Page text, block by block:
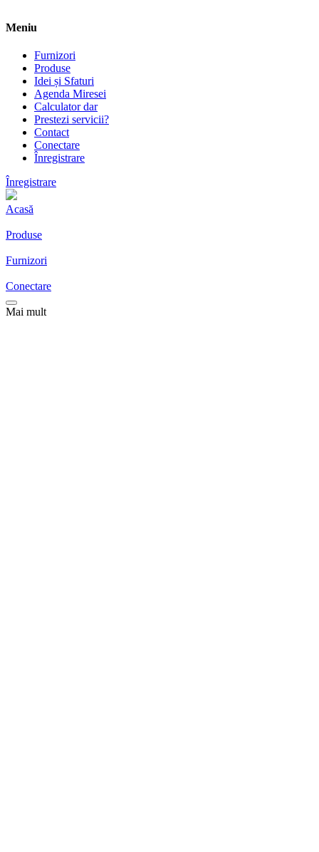
Meniu
Furnizori
Produse
Idei și Sfaturi
Agenda Miresei
Calculator dar
Prestezi servicii?
Contact
Conectare
Înregistrare
Înregistrare
Acasă
Produse
Furnizori
Conectare
Mai mult